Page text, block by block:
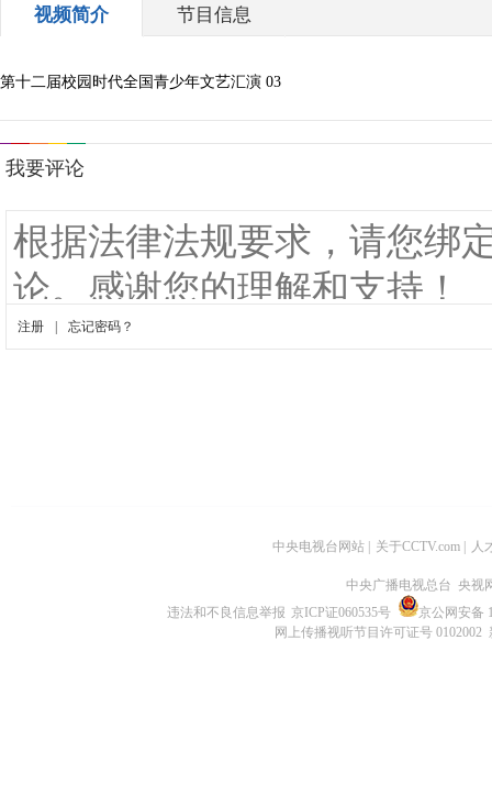
视频简介 节目信息
第十二届校园时代全国青少年文艺汇演 03
中央电视台网站 关于CCTV.com 人
中央广播电视总台 央视
违法和不良信息举报 京ICP证060535号
京公网安备
网上传播视听节目许可证号 0102002